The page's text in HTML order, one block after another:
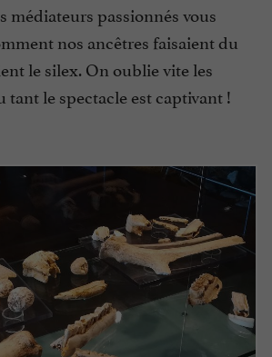
médiateurs passionnés vous
nos ancêtres faisaient du
le silex. On oublie vite les
tant le spectacle est captivant !